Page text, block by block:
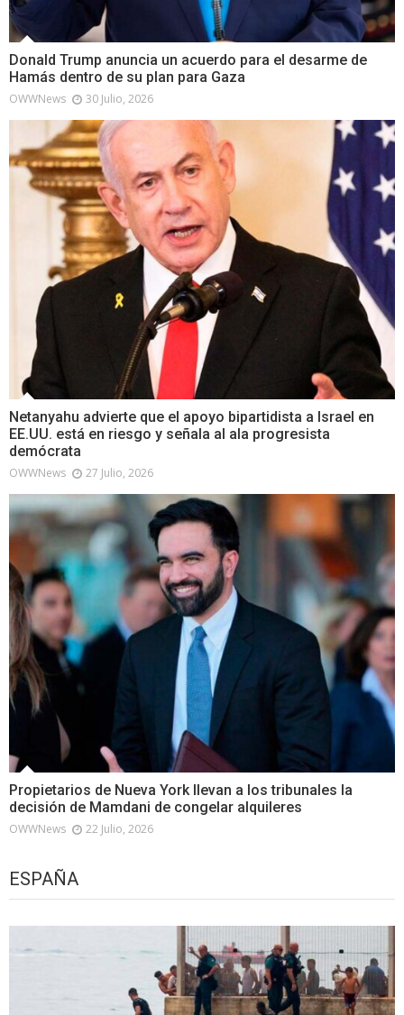
Donald Trump anuncia un acuerdo para el desarme de
Hamás dentro de su plan para Gaza
OWWNews 30 Julio, 2026
Netanyahu advierte que el apoyo bipartidista a Israel en
EE.UU. está en riesgo y señala al ala progresista
demócrata
OWWNews 27 Julio, 2026
Propietarios de Nueva York llevan a los tribunales la
decisión de Mamdani de congelar alquileres
OWWNews 22 Julio, 2026
ESPAÑA